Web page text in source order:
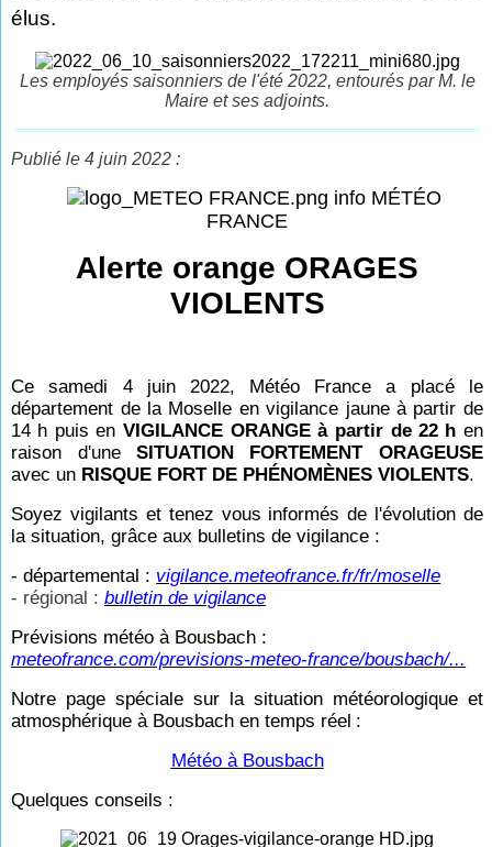
élus.
Les employés saisonniers de l'été 2022, entourés par M. le
Maire et ses adjoints.
Publié le 4 juin 2022 :
info MÉTÉO
FRANCE
Alerte orange ORAGES
VIOLENTS
Ce samedi 4 juin 2022, Météo France a placé le
département de la Moselle en vigilance jaune à partir de
14 h puis en VIGILANCE ORANGE à partir de 22 h en
raison d'une SITUATION FORTEMENT ORAGEUSE
avec un RISQUE FORT DE PHÉNOMÈNES VIOLENTS.
Soyez vigilants et tenez vous informés de l'évolution de
la situation, grâce aux bulletins de vigilance :
- départemental : vigilance.meteofrance.fr/fr/moselle
- régional :bulletin de vigilance
Prévisions météo à Bousbach :
meteofrance.com/previsions-meteo-france/bousbach/...
Notre page spéciale sur la situation météorologique et
atmosphérique à Bousbach en temps réel :
Météo à Bousbach
Quelques conseils :